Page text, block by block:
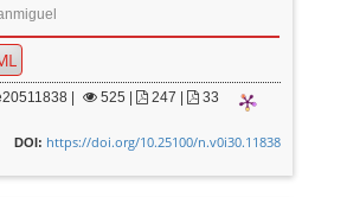
| 525 | 247 | 33
DOI: https://doi.org/10.25100/n.v0i30.11838